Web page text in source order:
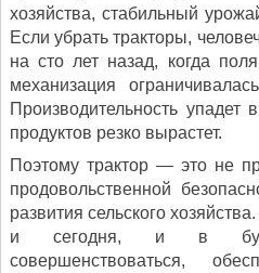
хозяйства, стабильный
Если убрать тракторы,
на сто лет назад, когда
механизация
Производительность упадет
продуктов резко вырастет.
Поэтому трактор — это не
продовольственной
развития сельского
и сегодня, и в
совершенствоваться,